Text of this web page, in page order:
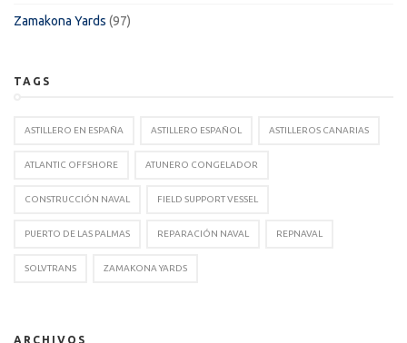
Zamakona Yards (97)
TAGS
ASTILLERO EN ESPAÑA ASTILLERO ESPAÑOL ASTILLEROS CANARIAS
ATLANTIC OFFSHORE ATUNERO CONGELADOR
CONSTRUCCIÓN NAVAL FIELD SUPPORT VESSEL
PUERTO DE LAS PALMAS REPARACIÓN NAVAL REPNAVAL
SOLVTRANS ZAMAKONA YARDS
ARCHIVOS